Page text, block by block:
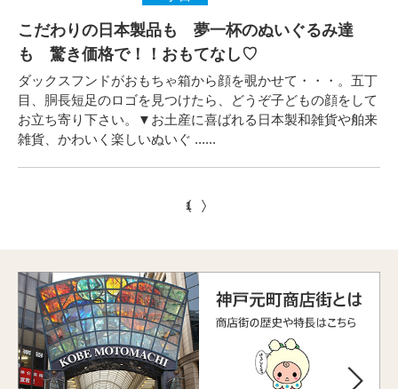
こだわりの日本製品も 夢一杯のぬいぐるみ達
も 驚き価格で！！おもてなし♡
ダックスフンドがおもちゃ箱から顔を覗かせて・・・。五丁
目、胴長短足のロゴを見つけたら、どうぞ子どもの顔をして
お立ち寄り下さい。▼お土産に喜ばれる日本製和雑貨や舶来
雑貨、かわいく楽しいぬいぐ ......
1